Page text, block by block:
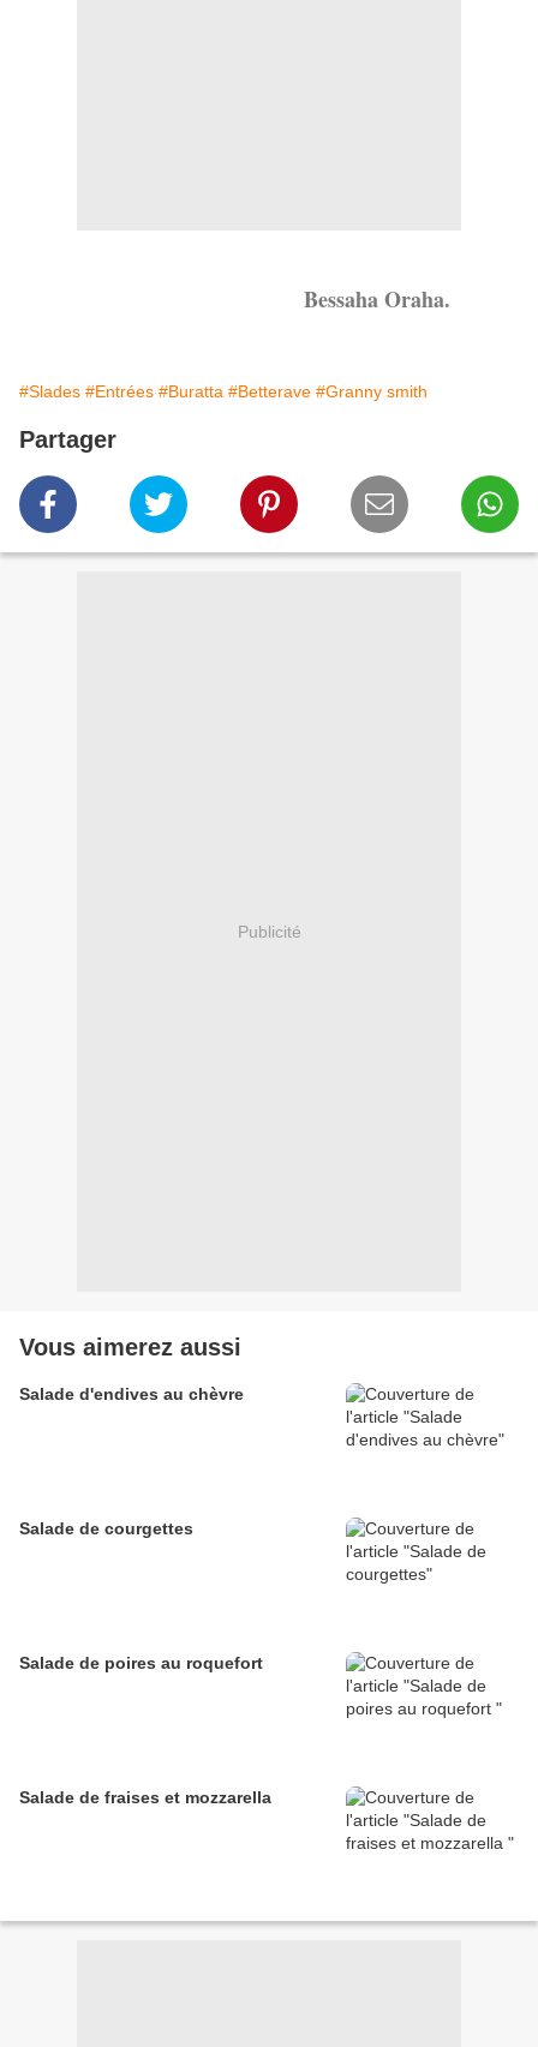
Bessaha Oraha.
#Slades #Entrées #Buratta #Betterave #Granny smith
Partager
Publicité
Vous aimerez aussi
Salade d'endives au chèvre
Salade de courgettes
Salade de poires au roquefort
Salade de fraises et mozzarella